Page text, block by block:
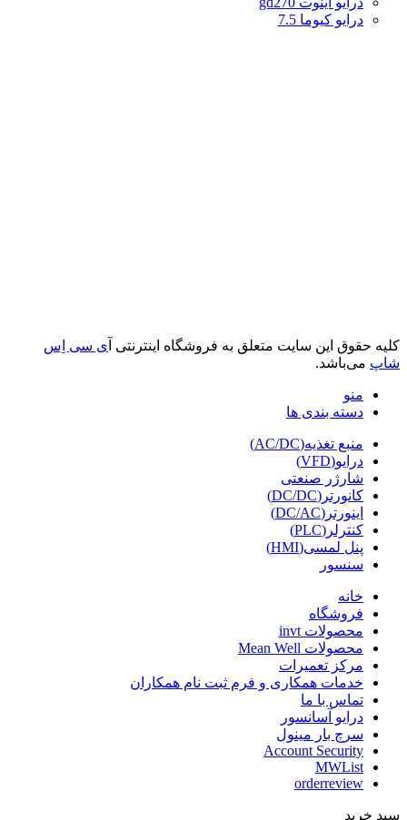
درایو کیوما 7.5
کلیه حقوق این سایت متعلق به فروشگاه اینترنتی آ ی سی اِس
شاپ می‌باشد.
منو
دسته بندی ها
منبع تغذیه(AC/DC)
درایو(VFD)
شارژر صنعتی
کانورتر(DC/DC)
اینورتر(DC/AC)
کنترلر(PLC)
پنل لمسی(HMI)
سنسور
خانه
فروشگاه
محصولات invt
محصولات Mean Well
مرکز تعمیرات
خدمات همکاری و فرم ثبت نام همکاران
تماس با ما
درایو آسانسور
سرچ بار مینول
Account Security
MWList
orderreview
سبد خرید